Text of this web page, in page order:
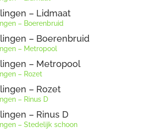
– Lidmaat
– Boerenbruid
– Metropool
– Rozet
– Rinus D